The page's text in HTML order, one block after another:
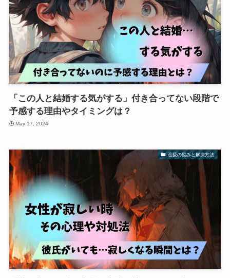
「この人と結婚する気がする」付き合ってない段階で
予感する理由やタイミングは？
May 17, 2024
恋愛の悩みと解決方法